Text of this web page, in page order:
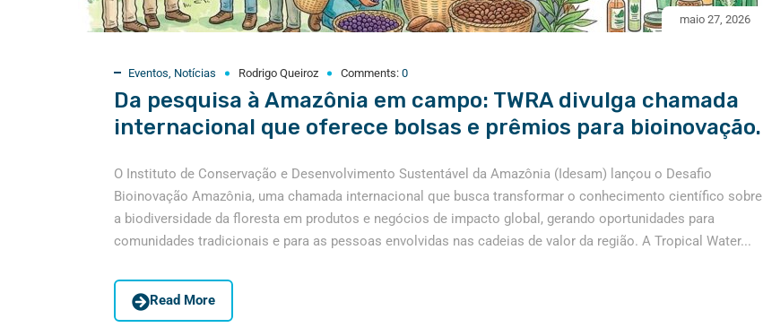
maio 27, 2026
Eventos, Notícias Rodrigo Queiroz Comments: 0
Da pesquisa à Amazônia em campo: TWRA divulga chamada
internacional que oferece bolsas e prêmios para bioinovação.
O Instituto de Conservação e Desenvolvimento Sustentável da Amazônia (Idesam) lançou o Desafio
Bioinovação Amazônia, uma chamada internacional que busca transformar o conhecimento científico sobre
a biodiversidade da floresta em produtos e negócios de impacto global, gerando oportunidades para
comunidades tradicionais e para as pessoas envolvidas nas cadeias de valor da região. A Tropical Water...
Read More